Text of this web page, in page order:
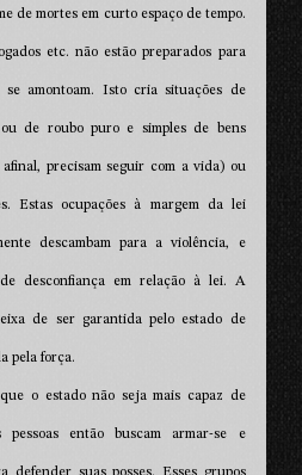
de mortes em curto espaço de tempo.
etc. não estão preparados para
amontoam. Isto cria situações de
de roubo puro e simples de bens
precisam seguir com a vida) ou
Estas ocupações à margem da lei
descambam para a violência, e
desconfiança em relação à lei. A
de ser garantida pelo estado de
pela força.
o estado não seja mais capaz de
então buscam armar-se e